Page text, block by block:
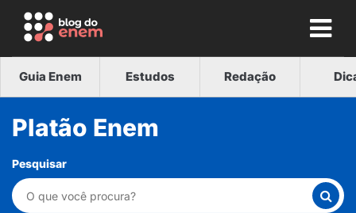
Guia Enem Estudos Redação
Platão Enem
Pesquisar